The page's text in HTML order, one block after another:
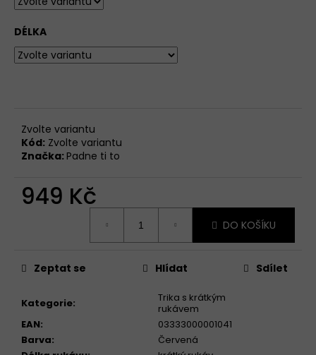
DÉLKA
Zvolte variantu
Kód: Zvolte variantu
Značka: Padne ti to
949 Kč
DO KOŠÍKU
Kategorie:
Trika s krátkým
rukávem
EAN:
03333000001041
Barva:
Červená
Zeptat se Hlídat Sdílet